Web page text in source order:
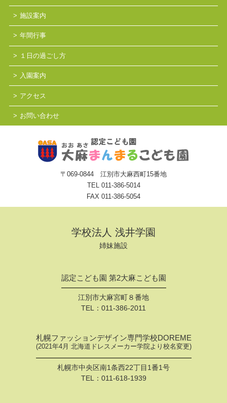
施設案内
年間行事
１日の過ごし方
入園案内
アクセス
お問い合わせ
〒069-0844 江別市大麻西町15番地
TEL 011-386-5014
FAX 011-386-5054
学校法人 浅井学園
姉妹施設
認定こども園 第2大麻こども園
江別市大麻宮町８番地
TEL： 011-386-2011
札幌ファッションデザイン専門学校DOREME
(2021年4月 北海道ドレスメーカー学院より校名変更)
札幌市中央区南1条西22丁目1番1号
TEL： 011-618-1939